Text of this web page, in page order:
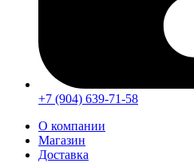
+7 (904) 639-71-58
О компании
Магазин
Доставка